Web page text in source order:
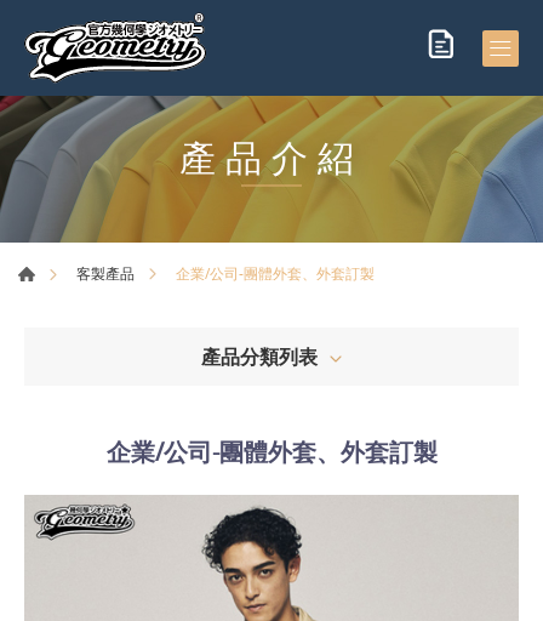
產品介紹
客製產品 企業/公司-團體外套、外套訂製
產品分類列表
企業/公司-團體外套、外套訂製